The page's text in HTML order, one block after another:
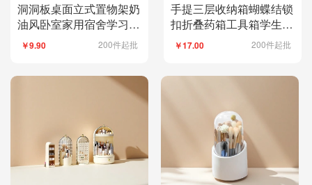
洞洞板桌面立式置物架奶
油风卧室家用宿舍学习桌
整理学生书桌收纳
￥9.90 200件起批
手提三层收纳箱蝴蝶结锁
扣折叠药箱工具箱学生分
格美术美甲收纳盒
￥17.00 200件起批